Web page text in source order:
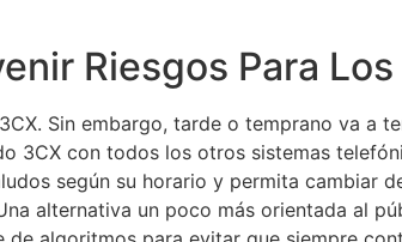
Riesgos Para
Sin embargo, tarde o temprano va a
3CX con todos los otros sistemas
según su horario y permita cambiar
alternativa un poco más orientada al